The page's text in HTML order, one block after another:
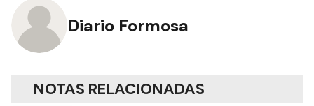
Diario Formosa
NOTAS RELACIONADAS